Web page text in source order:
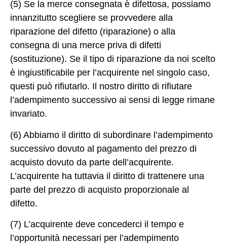
(5) Se la merce consegnata è difettosa, possiamo
innanzitutto scegliere se provvedere alla
riparazione del difetto (riparazione) o alla
consegna di una merce priva di difetti
(sostituzione). Se il tipo di riparazione da noi scelto
è ingiustificabile per l’acquirente nel singolo caso,
questi può rifiutarlo. Il nostro diritto di rifiutare
l’adempimento successivo ai sensi di legge rimane
invariato.
(6) Abbiamo il diritto di subordinare l’adempimento
successivo dovuto al pagamento del prezzo di
acquisto dovuto da parte dell’acquirente.
L’acquirente ha tuttavia il diritto di trattenere una
parte del prezzo di acquisto proporzionale al
difetto.
(7) L’acquirente deve concederci il tempo e
l’opportunità necessari per l’adempimento